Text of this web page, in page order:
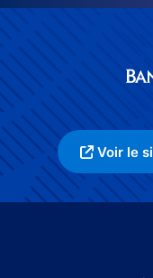
Voir le